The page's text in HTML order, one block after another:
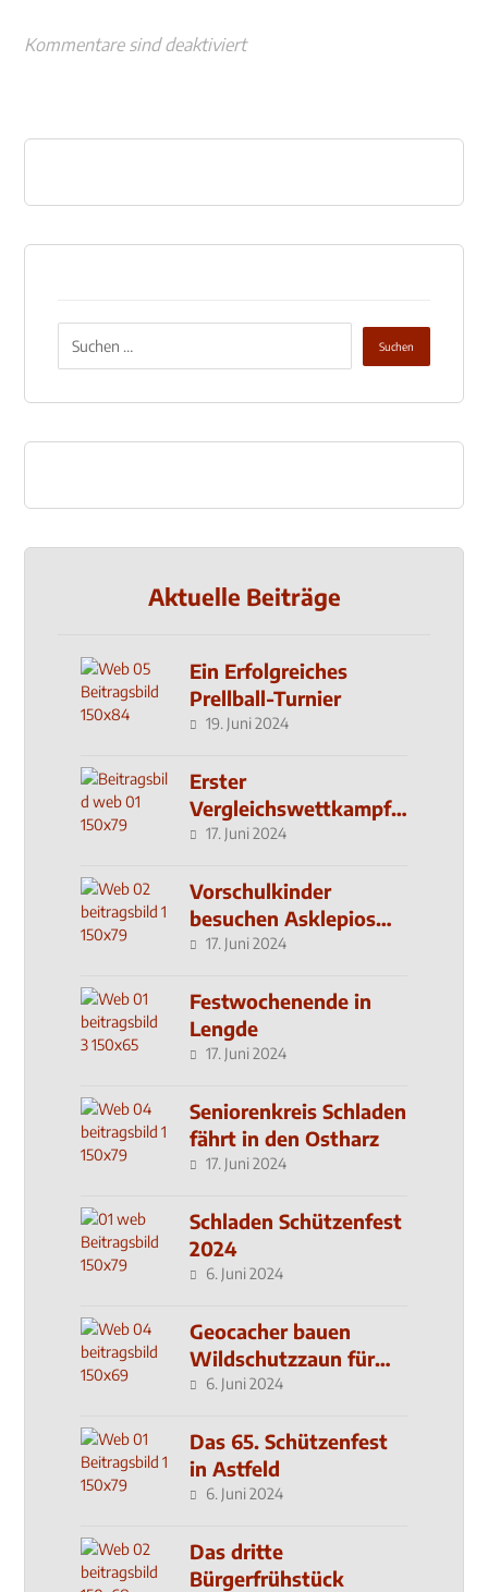
Kommentare sind deaktiviert
Aktuelle Beiträge
Ein Erfolgreiches
Prellball-Turnier
19. Juni 2024
Erster
Vergleichswettkampf
seit 2019
17. Juni 2024
Vorschulkinder
besuchen Asklepios
Klinik
17. Juni 2024
Festwochenende in
Lengde
17. Juni 2024
Seniorenkreis Schladen
fährt in den Ostharz
17. Juni 2024
Schladen Schützenfest
2024
6. Juni 2024
Geocacher bauen
Wildschutzzaun für
den MachMit! Wald
6. Juni 2024
Das 65. Schützenfest
in Astfeld
6. Juni 2024
Das dritte
Bürgerfrühstück